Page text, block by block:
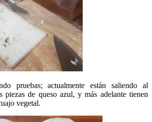
pruebas; actualmente están saliendo al
piezas de queso azul, y más adelante tienen
vegetal.